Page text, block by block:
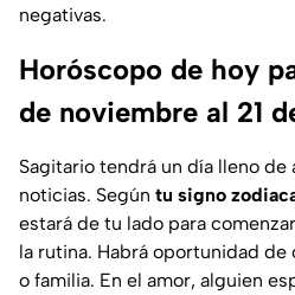
negativas.
Horóscopo de hoy
de noviembre al 21
Sagitario tendrá un día lleno de
noticias. Según tu signo
estará de tu lado para
la rutina. Habrá oportunidad de
o familia. En el amor, alguien